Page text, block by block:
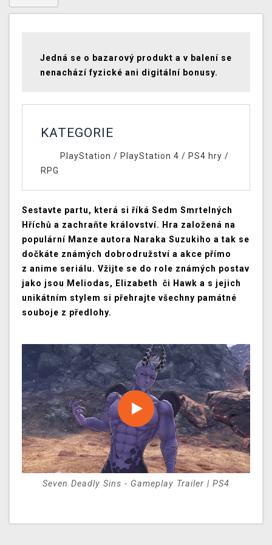
Jedná se o bazarový produkt a v balení se
nenachází fyzické ani digitální bonusy.
KATEGORIE
PlayStation / PlayStation 4 / PS4 hry /
RPG
Sestavte partu, která si říká Sedm Smrtelných
Hříchů a zachraňte království. Hra založená na
populární Manze autora Naraka Suzukiho a tak se
dočkáte známých dobrodružství a akce přímo
z anime seriálu. Vžijte se do role známých postav
jako jsou Meliodas, Elizabeth či Hawk a s jejich
unikátním stylem si přehrajte všechny památné
souboje z předlohy.
Seven Deadly Sins - Gameplay Trailer | PS4